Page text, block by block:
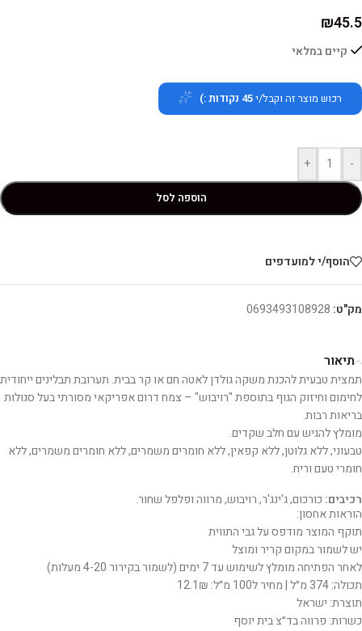
₪45.5
קיים במלאי
רכוש מוצר זה וקבל/י45 נקודות :)
-
+
הוספה לסל
הוסף/י למועדפים
מק"ט: 0693493108928
תיאור
תמצית טבעית להכנת משקה גולדן לאטה חם או קר בבית. תערובת תבלינים ייחודית
לחימום וחיזוק הגוף בתוספת "רויבוש" – צמח דרום אפריקאי מסורתי בעל סגולות
בריאות רבות.
מומלץ להגיש עם חלב שקדים.
טבעוני, ללא גלוטן, ללא קפאין, ללא חומרים משמרים, ללא חומרים משמרים, ללא
חומרי טעם וריח.
רכיבים: כורכום, ג'ינג'ר, רויבוש, מרווה ופלפל שחור.
הוראות אחסון:
תוקף המוצר מודפס על גבי התווית
יש לשמור במקום קריר ומוצל
לאחר הפתיחה מומלץ לשימוש עד 7 ימים (לשמור בקירור 4-20 מעלות)
תכולה: 374 מ״ל | מחיר ל100 מ״ל: 12.1₪
תוצרת: ישראל
כשרות: פרווה בד״צ בית יוסף